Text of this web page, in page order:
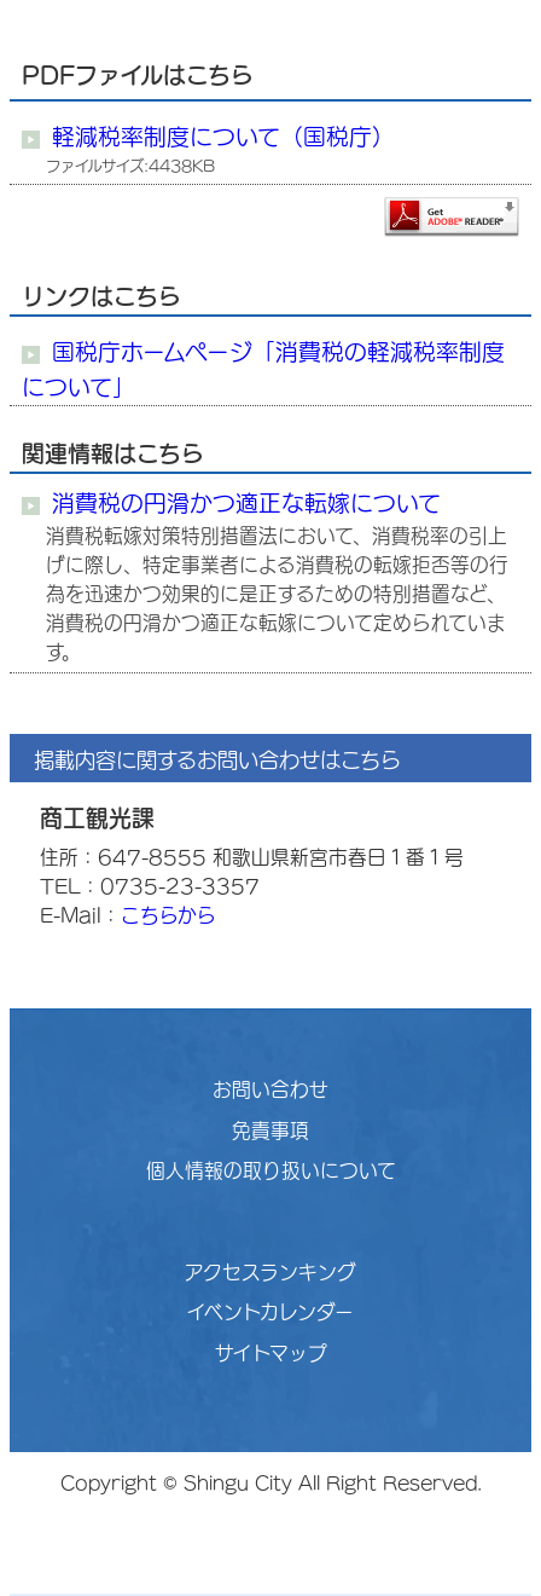
PDFファイルはこちら
軽減税率制度について（国税庁）
ファイルサイズ:4438KB
リンクはこちら
国税庁ホームページ「消費税の軽減税率制度
について」
関連情報はこちら
消費税の円滑かつ適正な転嫁について
消費税転嫁対策特別措置法において、消費税率の引上
げに際し、特定事業者による消費税の転嫁拒否等の行
為を迅速かつ効果的に是正するための特別措置など、
消費税の円滑かつ適正な転嫁について定められていま
す。
掲載内容に関するお問い合わせはこちら
商工観光課
住所：647-8555 和歌山県新宮市春日１番１号
TEL：0735-23-3357
E-Mail： こちらから
お問い合わせ
免責事項
個人情報の取り扱いについて
アクセスランキング
イベントカレンダー
サイトマップ
Copyright © Shingu City All Right Reserved.